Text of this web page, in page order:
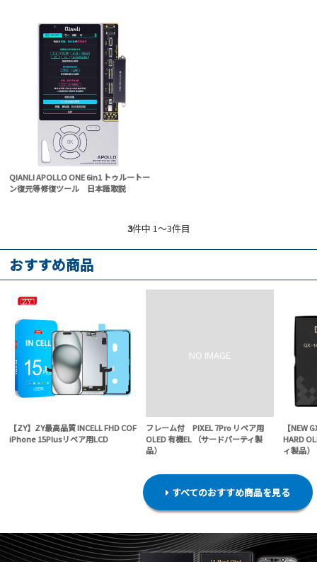
QIANLI APOLLO ONE 6in1 トゥルートー
ン復元等修復ツール 日本語取説
3件中 1〜3件目
おすすめ商品
【ZY】ZY最高品質 INCELL FHD COF
iPhone 15Plusリペア用LCD
フレーム付 PIXEL 7Pro リペア用
OLED 有機EL （サードパーティ製
品）
【NEW
HARD
ィ製品）
すべてのおすすめ商品を見る